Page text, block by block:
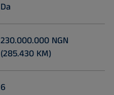
Da
230.000.000 NGN
(285.430 KM)
6